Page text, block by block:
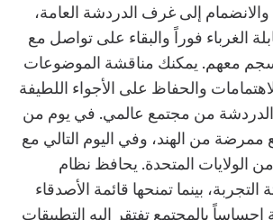
والانضمام إلى غرف الدردشة العامة،
الغرباء فوراً والبقاء على تواصل مع
معهم. يمكنك مناقشة الموضوعات
والحفاظ على الأجواء اللطيفة
الدردشة من مجتمع عالمي. في يوم من
ممرضة من الهند، وفي اليوم التالي مع
الولايات المتحدة. يحافظ نظام
بينما تمنحها قائمة الأصدقاء
بالمجتمع تفتقر إليه التطبيقات